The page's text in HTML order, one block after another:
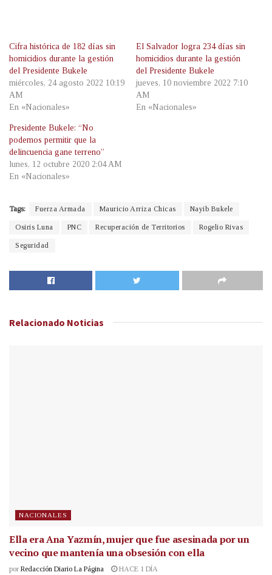
Cifra histórica de 182 días sin
homicidios durante la gestión
del Presidente Bukele
miércoles, 24 agosto 2022 10:19
AM
En «Nacionales»
El Salvador logra 234 días sin
homicidios durante la gestión
del Presidente Bukele
jueves, 10 noviembre 2022 7:10
AM
En «Nacionales»
Presidente Bukele: “No
podemos permitir que la
delincuencia gane terreno”
lunes, 12 octubre 2020 2:04 AM
En «Nacionales»
Tags: Fuerza Armada Mauricio Arriza Chicas Nayib Bukele
Osiris Luna PNC Recuperación de Territorios Rogelio Rivas
Seguridad
Relacionado Noticias
NACIONALES
Ella era Ana Yazmín, mujer que fue asesinada por un
vecino que mantenía una obsesión con ella
por Redacción Diario La Página HACE 1 DÍA